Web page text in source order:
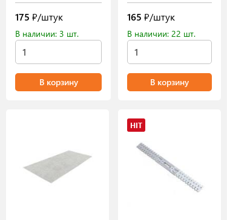
175 ₽/штук
В наличии: 3 шт.
В корзину
165 ₽/штук
В наличии: 22 шт.
В корзину
HIT